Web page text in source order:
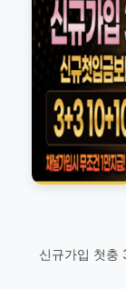
신규가입 첫충